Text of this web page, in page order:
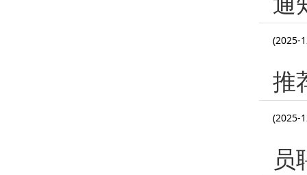
(2025-
推
(2025-
员